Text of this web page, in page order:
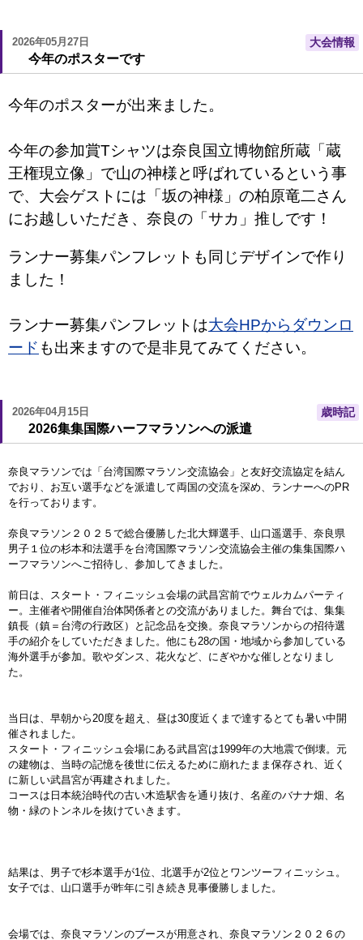
2026年05月27日 大会情報
今年のポスターです
今年のポスターが出来ました。
今年の参加賞Tシャツは奈良国立博物館所蔵「蔵
王権現立像」で山の神様と呼ばれているという事
で、大会ゲストには「坂の神様」の柏原竜二さん
にお越しいただき、奈良の「サカ」推しです！
ランナー募集パンフレットも同じデザインで作り
ました！
ランナー募集パンフレットは大会HPからダウンロ
ード も出来ますので是非見てみてください。
2026年04月15日 歳時記
2026集集国際ハーフマラソンへの派遣
奈良マラソンでは「台湾国際マラソン交流協会」と友好交流協定を結ん
でおり、お互い選手などを派遣して両国の交流を深め、ランナーへのPR
を行っております。
奈良マラソン２０２５で総合優勝した北大輝選手、山口遥選手、奈良県
男子１位の杉本和法選手を台湾国際マラソン交流協会主催の集集国際ハ
ーフマラソンへご招待し、参加してきました。
前日は、スタート・フィニッシュ会場の武昌宮前でウェルカムパーティ
ー。主催者や開催自治体関係者との交流がありました。舞台では、集集
鎮長（鎮＝台湾の行政区）と記念品を交換。奈良マラソンからの招待選
手の紹介をしていただきました。他にも28の国・地域から参加している
海外選手が参加。歌やダンス、花火など、にぎやかな催しとなりまし
た。
当日は、早朝から20度を超え、昼は30度近くまで達するとても暑い中開
催されました。
スタート・フィニッシュ会場にある武昌宮は1999年の大地震で倒壊。元
の建物は、当時の記憶を後世に伝えるために崩れたまま保存され、近く
に新しい武昌宮が再建されました。
コースは日本統治時代の古い木造駅舎を通り抜け、名産のバナナ畑、名
物・緑のトンネルを抜けていきます。
結果は、男子で杉本選手が1位、北選手が2位とワンツーフィニッシュ。
女子では、山口選手が昨年に引き続き見事優勝しました。
会場では、奈良マラソンのブースが用意され、奈良マラソン２０２６の